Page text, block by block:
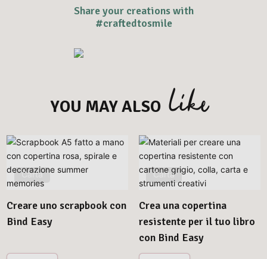
Share your creations with
#craftedtosmile
YOU MAY ALSO like
Carta
Creare uno scrapbook con
Bind Easy
Carta
Crea una copertina
resistente per il tuo libro
con Bind Easy